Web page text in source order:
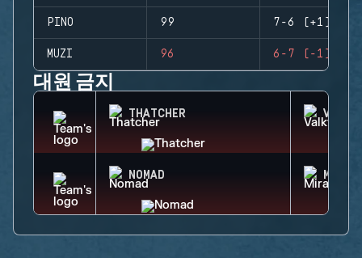
PINO 99 7-6 (+1)
MUZI 96 6-7 (-1)
대원 금지
THATCHER
NOMAD MIRA